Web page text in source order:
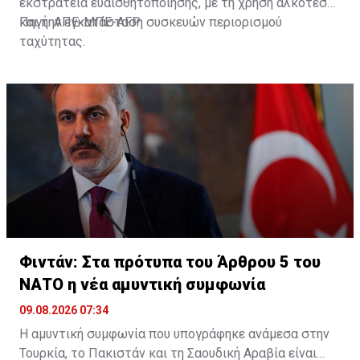
και την εγκατάσταση συσκευών περιορισμού
ταχύτητας.
Πηγή: ΑΠΕ-ΜΠΕ-AFP
Φιντάν: Στα πρότυπα του Άρθρου 5 του
ΝΑΤΟ η νέα αμυντική συμφωνία
09.08.2026 07:34
Η αμυντική συμφωνία που υπογράφηκε ανάμεσα στην
Τουρκία, το Πακιστάν και τη Σαουδική Αραβία είναι